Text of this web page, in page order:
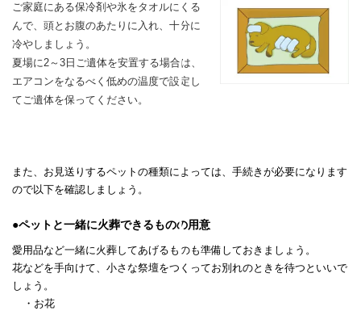
ご家庭にある保冷剤や氷をタオルにくる
んで、頭とお腹のあたりに入れ、 十分に
冷やしましょう。
夏場に2～3日ご遺体を安置する場合は、
エアコンをなるべく低めの温度で設定し
てご遺体を保ってください。
また、お見送りするペットの種類によっては、手続きが必要になります
ので以下を確認しましょう。
●ペットと一緒に火葬できるものの用意
愛用品など一緒に火葬してあげるものも準備しておきましょう。
花などを手向けて、小さな祭壇をつくってお別れのときを待つといいで
しょう。
・お花